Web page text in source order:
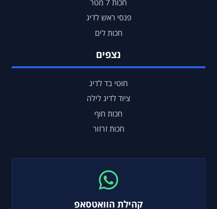
קהילת הוואטסאפ
חכות 7 מטר
פנסי ראש לדיג
חכות לים
נצפים
חוטי בד לדיג
ציוד לדיג לילה
חכות חוף
חכות זרזור